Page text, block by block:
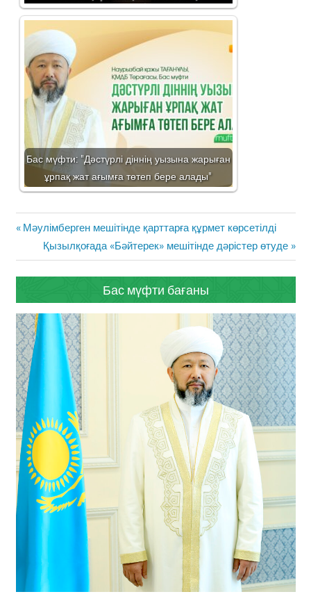
Бас мүфти: "Дәстүрлі діннің уызына жарыған
ұрпақ жат ағымға төтеп бере алады"
Жазба
навигациясы
Previous
Post:
Мәулімберген мешітінде қарттарға құрмет көрсетілді
Next
Post:
Қызылқоғада «Бәйтерек» мешітінде дәрістер өтуде
Бас мүфти бағаны